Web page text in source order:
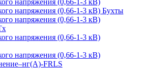
напряжения (0,66-1-3 кВ)
напряжения (0,66-1-3 кВ) Бухты
напряжения (0,66-1-3 кВ)
напряжения (0,66-1-3 кВ)
напряжения (0,66-1-3 кВ)
FRLS